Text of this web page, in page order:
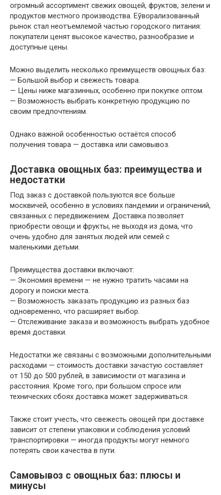
огромный ассортимент свежих овощей, фруктов, зелени и
продуктов местного производства. Еўворализованный
рынок стал неотъемлемой частью городского питания:
покупатели ценят высокое качество, разнообразие и
доступные цены.
Можно выделить несколько преимуществ овощных баз:
— Большой выбор и свежесть товара.
— Цены ниже магазинных, особенно при покупке оптом.
— Возможность выбрать конкретную продукцию по
своим предпочтениям.
Однако важной особенностью остаётся способ
получения товара — доставка или самовывоз.
Доставка овощных баз: преимущества и
недостатки
Под заказ с доставкой пользуются все больше
москвичей, особенно в условиях пандемии и ограничений,
связанных с передвижением. Доставка позволяет
приобрести овощи и фрукты, не выходя из дома, что
очень удобно для занятых людей или семей с
маленькими детьми.
Преимущества доставки включают:
— Экономия времени — не нужно тратить часами на
дорогу и поиски места.
— Возможность заказать продукцию из разных баз
одновременно, что расширяет выбор.
— Отслеживание заказа и возможность выбрать удобное
время доставки.
Недостатки же связаны с возможными дополнительными
расходами — стоимость доставки зачастую составляет
от 150 до 500 рублей, в зависимости от магазина и
расстояния. Кроме того, при большом спросе или
технических сбоях доставка может задерживаться.
Также стоит учесть, что свежесть овощей при доставке
зависит от степени упаковки и соблюдения условий
транспортировки — иногда продукты могут немного
потерять свои качества в пути.
Самовывоз с овощных баз: плюсы и
минусы